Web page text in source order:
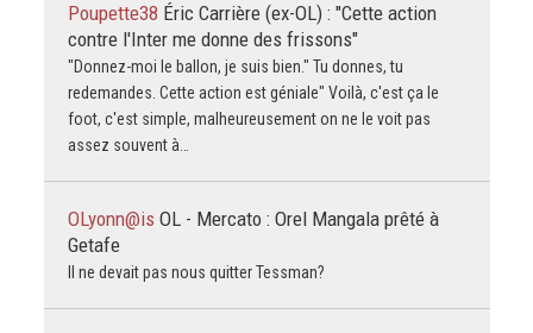
Poupette38 Éric Carrière (ex-OL) : "Cette action
contre l'Inter me donne des frissons"
"Donnez-moi le ballon, je suis bien." Tu donnes, tu
redemandes. Cette action est géniale" Voilà, c'est ça le
foot, c'est simple, malheureusement on ne le voit pas
assez souvent à…
OLyonn@is OL - Mercato : Orel Mangala prêté à
Getafe
Il ne devait pas nous quitter Tessman?